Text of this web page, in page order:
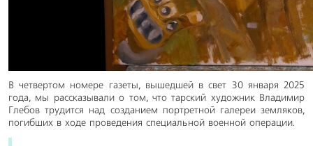
В четвертом номере газеты, вышедшей в свет 30 января 2025
года, мы рассказывали о том, что тарский художник Владимир
Глебов трудится над созданием портретной галереи земляков,
погибших в ходе проведения специальной военной операции.